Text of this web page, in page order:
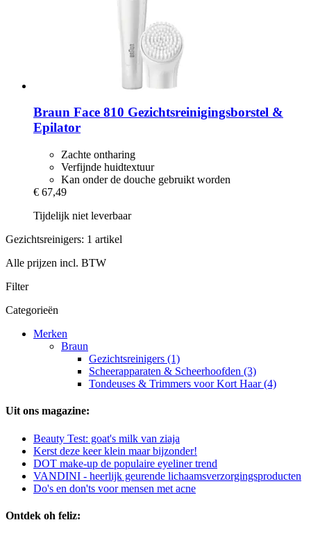
Braun Face 810 Gezichtsreinigingsborstel &
Epilator
Zachte ontharing
Verfijnde huidtextuur
Kan onder de douche gebruikt worden
€ 67,49
Tijdelijk niet leverbaar
Gezichtsreinigers: 1 artikel
Alle prijzen incl. BTW
Filter
Categorieën
Merken
Braun
Gezichtsreinigers (1)
Scheerapparaten & Scheerhoofden (3)
Tondeuses & Trimmers voor Kort Haar (4)
Uit ons magazine:
Beauty Test: goat's milk van ziaja
Kerst deze keer klein maar bijzonder!
DOT make-up de populaire eyeliner trend
VANDINI - heerlijk geurende lichaamsverzorgingsproducten
Do's en don'ts voor mensen met acne
Ontdek oh feliz: